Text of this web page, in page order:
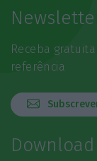
Receba
referência
Download